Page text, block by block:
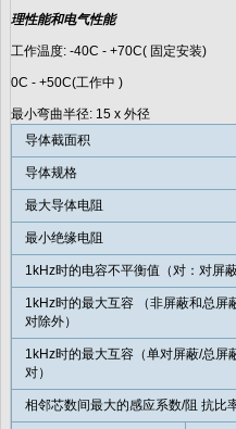
理性能和电气性能
工作温度: -40C - +70C( 固定安装)
0C - +50C(工作中 )
最小弯曲半径: 15 x 外径
导体截面积
导体规格
最大导体电阻
最小绝缘电阻
1kHz时的电容不平衡值（对：对屏
1kHz时的最大互容 （非屏蔽和总屏
对除外）
1kHz时的最大互容（单对屏蔽/总屏
对）
相邻芯数间最大的感应系数/阻 抗比